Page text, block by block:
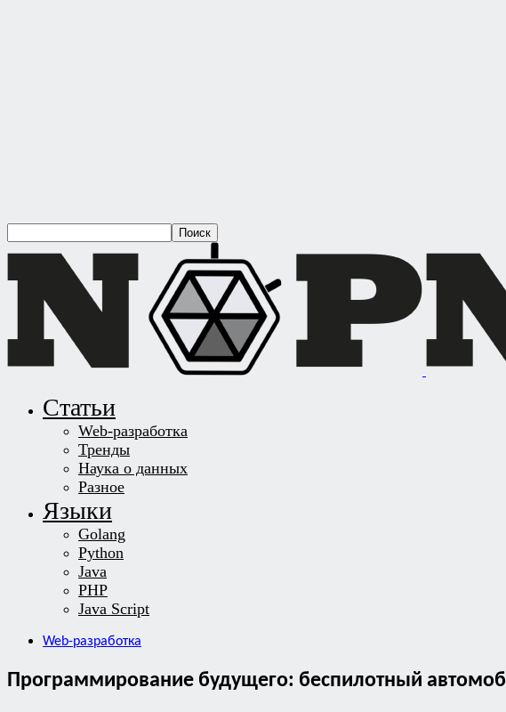
Статьи
Web-разработка
Тренды
Наука о данных
Разное
Языки
Golang
Python
Java
PHP
Java Script
Web-разработка
Программирование будущего: беспилотный